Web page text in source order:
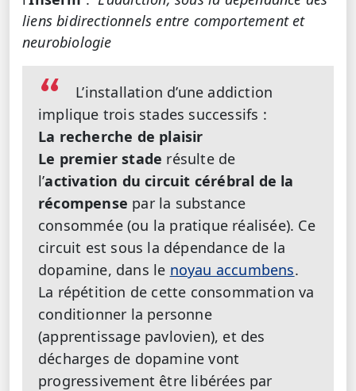
liens bidirectionnels entre comportement et
neurobiologie
L’installation d’une addiction
implique trois stades successifs :
La recherche de plaisir
Le premier stade résulte de
l’activation du circuit cérébral de la
récompense par la substance
consommée (ou la pratique réalisée). Ce
circuit est sous la dépendance de la
dopamine, dans le noyau accumbens.
La répétition de cette consommation va
conditionner la personne
(apprentissage pavlovien), et des
décharges de dopamine vont
progressivement être libérées par